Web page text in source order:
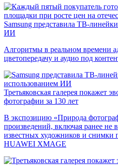
Samsung представила ТВ-
ИИ
Алгоритмы в реальном времени
цветопередачу и аудио под
Третьяковская галерея покажет
фотографии за 130 лет
В экспозицию «Природа
произведений, включая ранее не
известных художников и снимки
HUAWEI XMAGE